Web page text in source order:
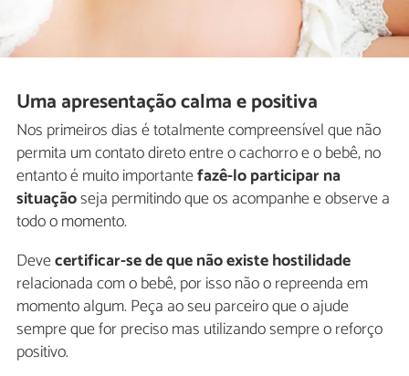
Uma apresentação calma e positiva
Nos primeiros dias é totalmente compreensível que não
permita um contato direto entre o cachorro e o bebê, no
entanto é muito importantefazê-lo participar na
situaçãoseja permitindo que os acompanhe e observe a
todo o momento.
Devecertificar-se de que não existe hostilidade
relacionada com o bebê, por isso não o repreenda em
momento algum. Peça ao seu parceiro que o ajude
sempre que for preciso mas utilizando sempre o reforço
positivo.